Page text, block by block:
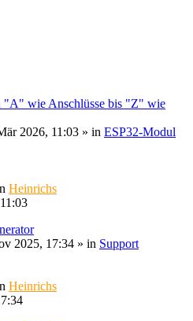
"A" wie Anschlüsse bis "Z" wie
2026, 11:03 » in ESP32-Modul
Heinrichs
2025, 17:34 » in Support
Heinrichs